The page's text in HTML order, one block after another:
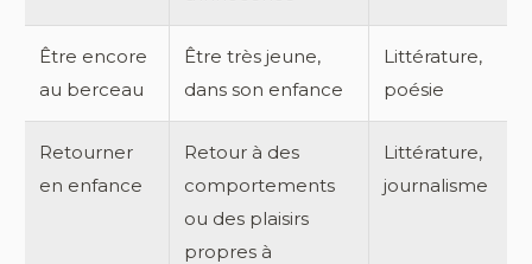
Être encore
au berceau
Être très jeune,
dans son enfance
Littérature,
poésie
Retourner
en enfance
Retour à des
comportements
ou des plaisirs
propres à
Littérature,
journalisme